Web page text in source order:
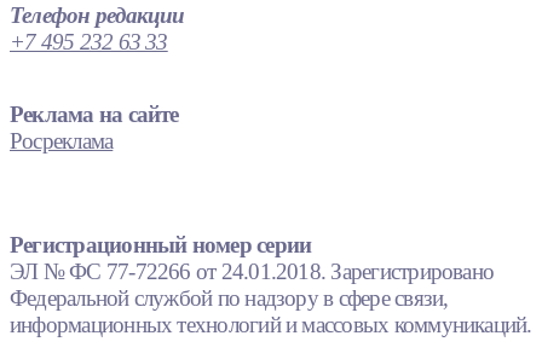
Телефон редакции
+7 495 232 63 33
Реклама на сайте
Росреклама
Регистрационный номер серии
ЭЛ № ФС 77-72266 от 24.01.2018. Зарегистрировано
Федеральной службой по надзору в сфере связи,
информационных технологий и массовых коммуникаций.